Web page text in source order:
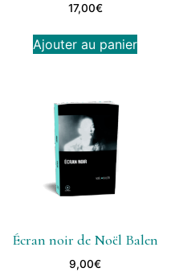
17,00€
Ajouter au panier
Écran noir de Noël Balen
9,00€